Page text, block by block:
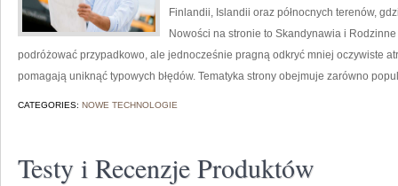
Finlandii, Islandii oraz północnych terenów,
Nowości na stronie to Skandynawia i
podróżować przypadkowo, ale jednocześnie pragną odkryć mniej oczywiste
pomagają uniknąć typowych błędów. Tematyka strony obejmuje zarówno
CATEGORIES: NOWE TECHNOLOGIE
Testy i Recenzje Produktów